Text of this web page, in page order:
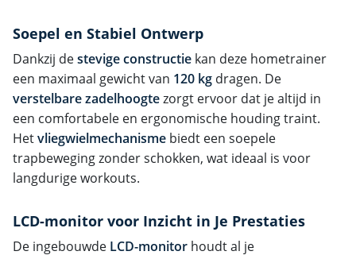
Soepel en Stabiel Ontwerp
Dankzij destevige constructie kan deze hometrainer
een maximaal gewicht van 120 kg dragen. De
verstelbare zadelhoogtezorgt ervoor dat je altijd in
een comfortabele en ergonomische houding traint.
Hetvliegwielmechanisme biedt een soepele
trapbeweging zonder schokken, wat ideaal is voor
langdurige workouts.
LCD-monitor voor Inzicht in Je Prestaties
De ingebouwde LCD-monitor houdt al je